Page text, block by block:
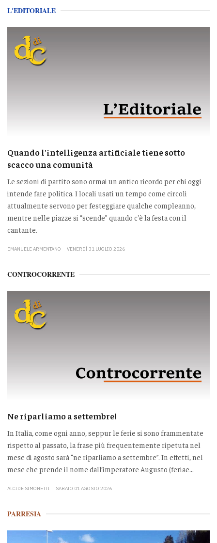
L'EDITORIALE
Quando l'intelligenza artificiale tiene sotto
scacco una comunità
Le sezioni di partito sono ormai un antico ricordo per chi oggi
intende fare politica. I locali usati un tempo come circoli
attualmente servono per festeggiare qualche compleanno,
mentre nelle piazze si “scende” quando c'è la festa con il
cantante.
EMANUELE ARMENTANO VENERDÌ 31 LUGLIO 2026
CONTROCORRENTE
Ne riparliamo a settembre!
In Italia, come ogni anno, seppur le ferie si sono frammentate
rispetto al passato, la frase più frequentemente ripetuta nel
mese di agosto sarà “ne riparliamo a settembre”. In effetti, nel
mese che prende il nome dall’imperatore Augusto (feriae...
ALCIDE SIMONETTI SABATO 01 AGOSTO 2026
PARRESIA